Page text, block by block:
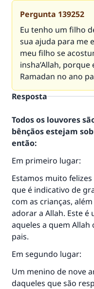
Pergunta 139252
Eu tenho um filho
sua ajuda para me
meu filho se
insha’Allah,
Ramadan no ano
Resposta
Todos os louvores
bênçãos estejam
então:
Em primeiro lugar:
Estamos muito
que é indicativo de
com as crianças,
adorar a Allah. Este
aqueles a quem
pais.
Em segundo lugar:
Um menino de nove
daqueles que são